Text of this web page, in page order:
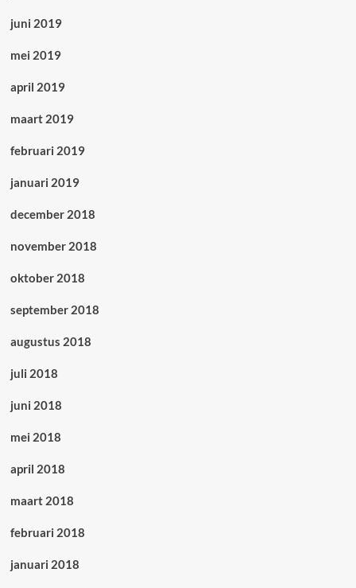
juni 2019
mei 2019
april 2019
maart 2019
februari 2019
januari 2019
december 2018
november 2018
oktober 2018
september 2018
augustus 2018
juli 2018
juni 2018
mei 2018
april 2018
maart 2018
februari 2018
januari 2018